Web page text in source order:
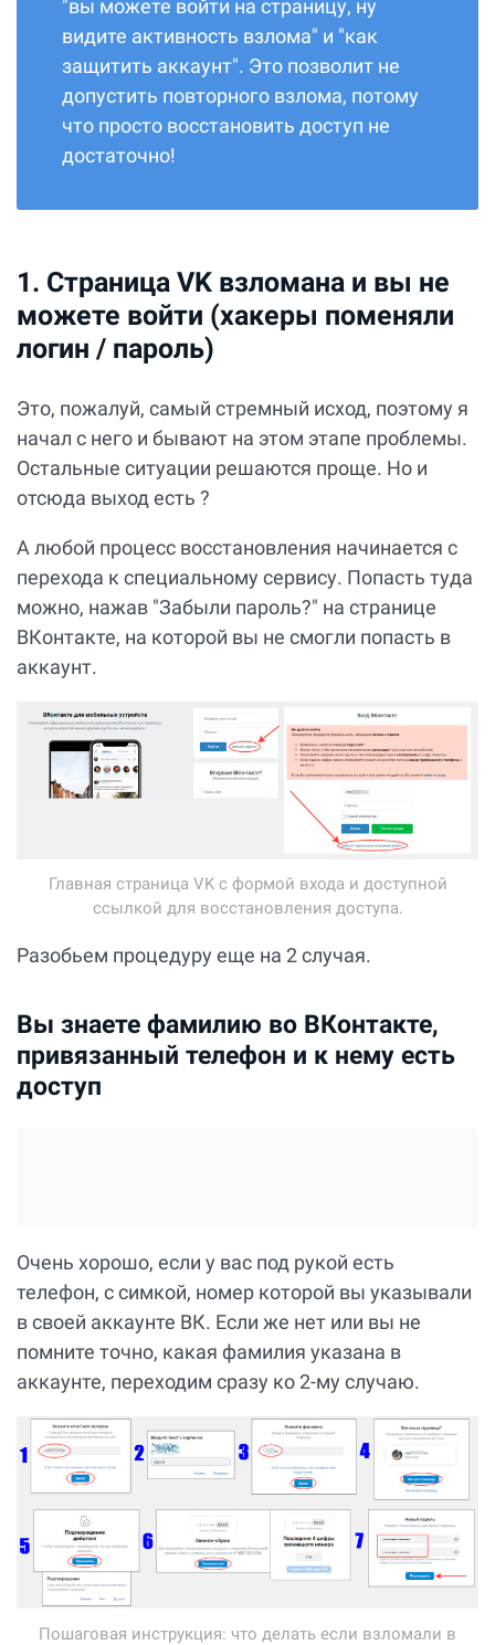
"вы можете войти на страницу, ну
видите активность взлома" и "как
защитить аккаунт". Это позволит не
допустить повторного взлома, потому
что просто восстановить доступ не
достаточно!
1. Страница VK взломана и вы не
можете войти (хакеры поменяли
логин / пароль)
Это, пожалуй, самый стремный исход, поэтому я
начал с него и бывают на этом этапе проблемы.
Остальные ситуации решаются проще. Но и
отсюда выход есть ?
А любой процесс восстановления начинается с
перехода к специальному сервису. Попасть туда
можно, нажав "Забыли пароль?" на странице
ВКонтакте, на которой вы не смогли попасть в
аккаунт.
Главная страница VK с формой входа и доступной
ссылкой для восстановления доступа.
Разобьем процедуру еще на 2 случая.
Вы знаете фамилию во ВКонтакте,
привязанный телефон и к нему есть
доступ
Очень хорошо, если у вас под рукой есть
телефон, с симкой, номер которой вы указывали
в своей аккаунте ВК. Если же нет или вы не
помните точно, какая фамилия указана в
аккаунте, переходим сразу ко 2-му случаю.
Пошаговая инструкция: что делать если взломали в